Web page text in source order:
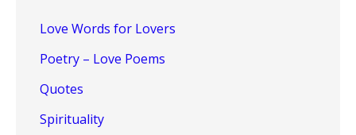
Love Words for Lovers
Poetry – Love Poems
Quotes
Spirituality